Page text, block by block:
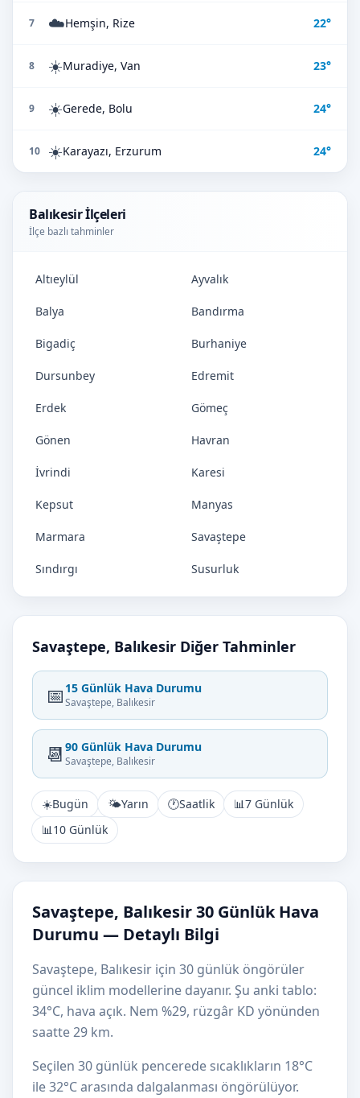
7 ☁️Hemşin, Rize 22°
8 ☀️Muradiye, Van 23°
9 ☀️Gerede, Bolu 24°
10 ☀️Karayazı, Erzurum 24°
Balıkesir İlçeleri
İlçe bazlı tahminler
Altıeylül Ayvalık
Balya Bandırma
Bigadiç Burhaniye
Dursunbey Edremit
Erdek Gömeç
Gönen Havran
İvrindi Karesi
Kepsut Manyas
Marmara Savaştepe
Sındırgı Susurluk
Savaştepe, Balıkesir Diğer Tahminler
📅 15 Günlük Hava Durumu
Savaştepe, Balıkesir
📆 90 Günlük Hava Durumu
Savaştepe, Balıkesir
☀️Bugün 🌤️Yarın 🕐Saatlik 📊7 Günlük
📊10 Günlük
Savaştepe, Balıkesir 30 Günlük Hava
Durumu — Detaylı Bilgi
Savaştepe, Balıkesir için 30 günlük öngörüler
güncel iklim modellerine dayanır. Şu anki tablo:
34°C, hava açık. Nem %29, rüzgâr KD yönünden
saatte 29 km.
Seçilen 30 günlük pencerede sıcaklıkların 18°C
ile 32°C arasında dalgalanması öngörülüyor.